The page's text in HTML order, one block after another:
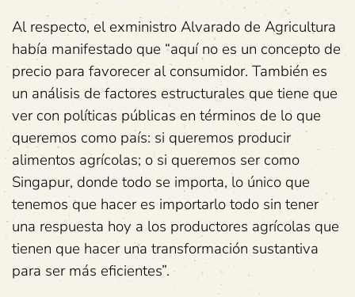
Al respecto, el exministro Alvarado de Agricultura
había manifestado que “aquí no es un concepto de
precio para favorecer al consumidor. También es
un análisis de factores estructurales que tiene que
ver con políticas públicas en términos de lo que
queremos como país: si queremos producir
alimentos agrícolas; o si queremos ser como
Singapur, donde todo se importa, lo único que
tenemos que hacer es importarlo todo sin tener
una respuesta hoy a los productores agrícolas que
tienen que hacer una transformación sustantiva
para ser más eficientes”.